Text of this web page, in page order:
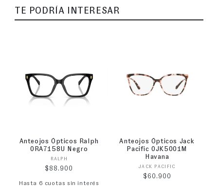
TE PODRÍA INTERESAR
Anteojos Ópticos Ralph
0RA7158U Negro
Proveedor:
RALPH
Precio habitual
$88.900
Hasta 6 cuotas sin interés
Anteojos Ópticos Jack
Pacific 0JK5001M
Havana
Proveedor:
JACK PACIFIC
Precio habitual
$60.900